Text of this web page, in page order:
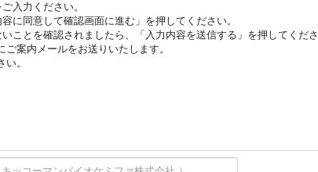
入力ください。
に同意して確認画面に進む」を押してください。
ことを確認されましたら、「入力内容を送信する」を押してくだ
案内メールをお送りいたします。
。